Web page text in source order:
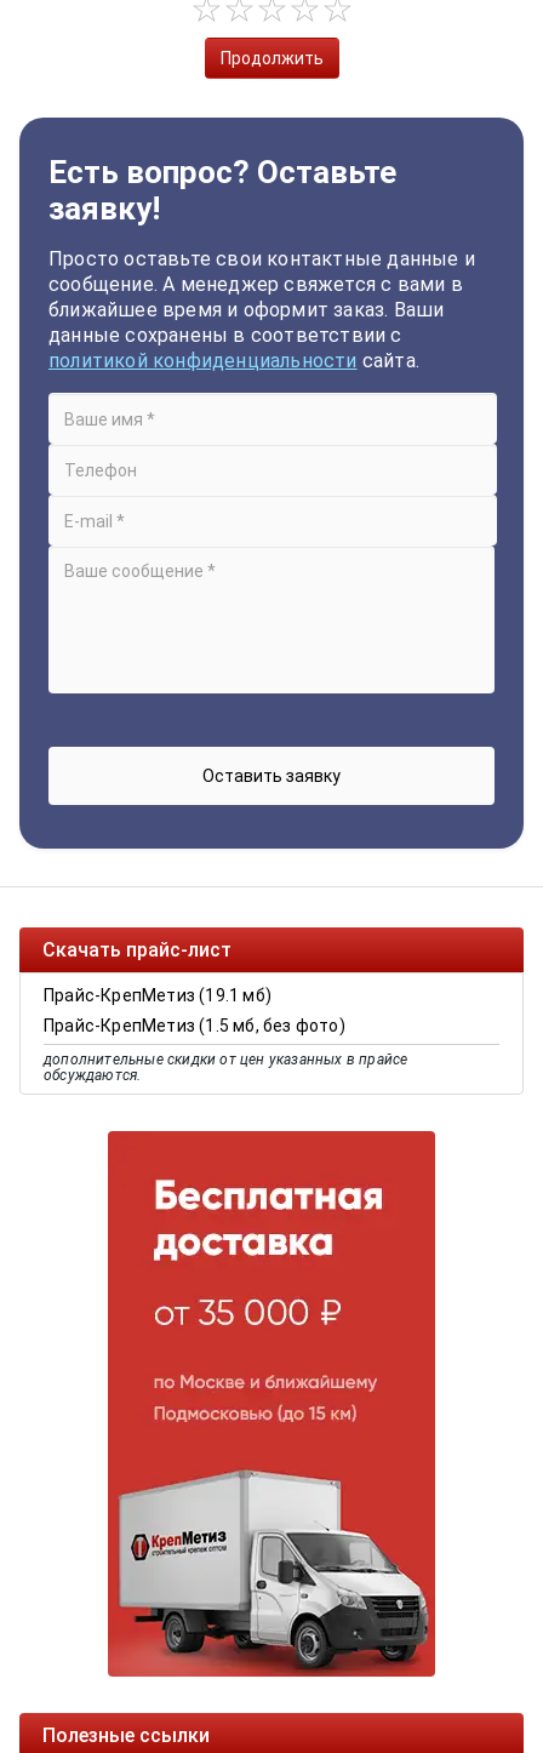
Продолжить
Есть вопрос? Оставьте
заявку!
Просто оставьте свои контактные данные и
сообщение. А менеджер свяжется с вами в
ближайшее время и оформит заказ. Ваши
данные сохранены в соответствии с
политикой конфиденциальности сайта.
Скачать прайс-лист
Прайс-КрепМетиз (19.1 мб)
Прайс-КрепМетиз (1.5 мб, без фото)
дополнительные скидки от цен указанных в прайсе
обсуждаются.
Полезные ссылки